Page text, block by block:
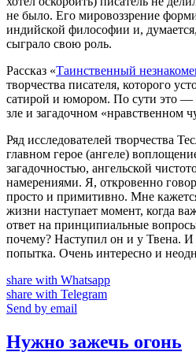
не было. Его мировоззрение
индийской философии и,
сыграло свою роль.
Рассказ «Таинственный
творчества писателя, которого
сатирой и юмором. По сути это —
зле и загадочном «нравственном
Ряд исследователей творчества
главном герое (ангеле)
загадочностью, ангельской
намерениями. Я, откровенно
просто и примитивно. Мне
жизни наступает момент, когда
ответ на принципиальные
почему? Наступил он и у Твена. И
попытка. Очень интересно и
share with Whatsapp
share with Telegram
Send by email
Нужно зажечь огонь